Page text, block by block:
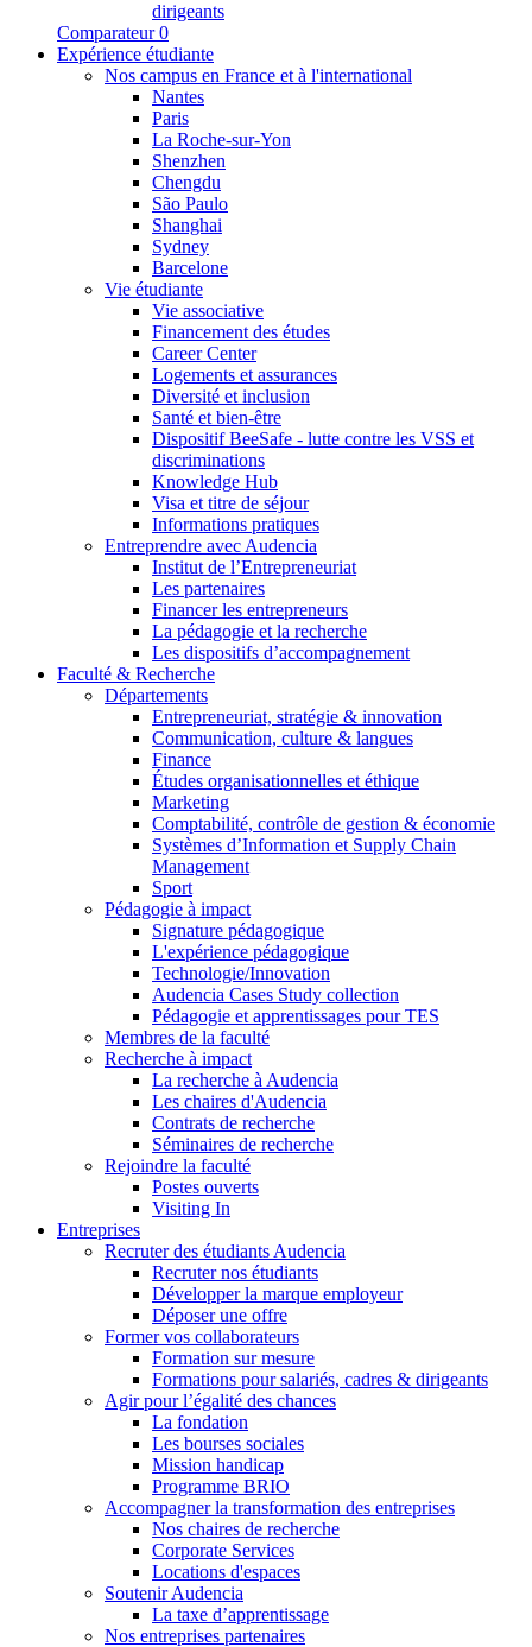
dirigeants
Comparateur 0
Expérience étudiante
Nos campus en France et à l'international
Nantes
Paris
La Roche-sur-Yon
Shenzhen
Chengdu
São Paulo
Shanghai
Sydney
Barcelone
Vie étudiante
Vie associative
Financement des études
Career Center
Logements et assurances
Diversité et inclusion
Santé et bien-être
Dispositif BeeSafe - lutte contre les VSS et
discriminations
Knowledge Hub
Visa et titre de séjour
Informations pratiques
Entreprendre avec Audencia
Institut de l’Entrepreneuriat
Les partenaires
Financer les entrepreneurs
La pédagogie et la recherche
Les dispositifs d’accompagnement
Faculté & Recherche
Départements
Entrepreneuriat, stratégie & innovation
Communication, culture & langues
Finance
Études organisationnelles et éthique
Marketing
Comptabilité, contrôle de gestion & économie
Systèmes d’Information et Supply Chain
Management
Sport
Pédagogie à impact
Signature pédagogique
L'expérience pédagogique
Technologie/Innovation
Audencia Cases Study collection
Pédagogie et apprentissages pour TES
Membres de la faculté
Recherche à impact
La recherche à Audencia
Les chaires d'Audencia
Contrats de recherche
Séminaires de recherche
Rejoindre la faculté
Postes ouverts
Visiting In
Entreprises
Recruter des étudiants Audencia
Recruter nos étudiants
Développer la marque employeur
Déposer une offre
Former vos collaborateurs
Formation sur mesure
Formations pour salariés, cadres & dirigeants
Agir pour l’égalité des chances
La fondation
Les bourses sociales
Mission handicap
Programme BRIO
Accompagner la transformation des entreprises
Nos chaires de recherche
Corporate Services
Locations d'espaces
Soutenir Audencia
La taxe d’apprentissage
Nos entreprises partenaires